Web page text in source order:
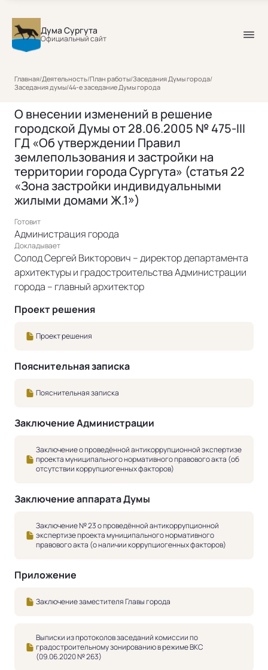
Дума Сургута
Официальный сайт
Главная/Деятельность/План работы/Заседания Думы города/
Заседания думы/44-е заседание Думы города
О внесении изменений в решение
городской Думы от 28.06.2005 № 475-III
ГД «Об утверждении Правил
землепользования и застройки на
территории города Сургута» (статья 22
«Зона застройки индивидуальными
жилыми домами Ж.1»)
Готовит
Администрация города
Докладывает
Солод Сергей Викторович – директор департамента
архитектуры и градостроительства Администрации
города – главный архитектор
Проект решения
Проект решения
Пояснительная записка
Пояснительная записка
Заключение Администрации
Заключение о проведённой антикоррупционной экспертизе
проекта муниципального нормативного правового акта (об
отсутствии коррупциогенных факторов)
Заключение аппарата Думы
Заключение № 23 о проведённой антикоррупционной
экспертизе проекта муниципального нормативного
правового акта (о наличии коррупциогенных факторов)
Приложение
Заключение заместителя Главы города
Выписки из протоколов заседаний комиссии по
градостроительному зонированию в режиме ВКС
(09.06.2020 № 263)